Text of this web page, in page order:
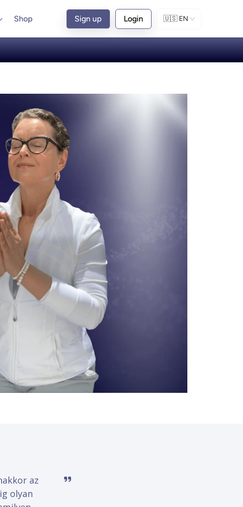
Shop Sign up Login 🇺🇸 EN
az
olyan